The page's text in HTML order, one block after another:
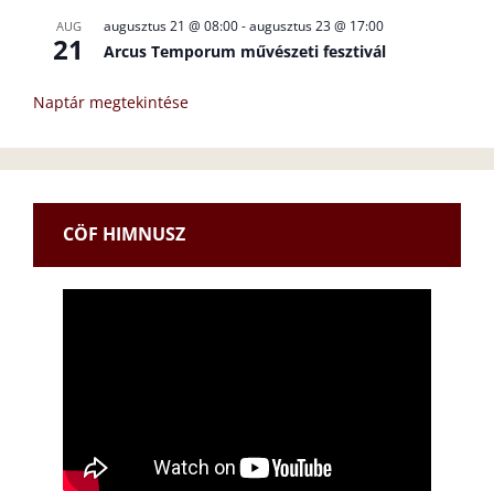
AUG
21
augusztus 21 @ 08:00-augusztus 23 @ 17:00
Arcus Temporum művészeti fesztivál
Naptár megtekintése
CÖF HIMNUSZ